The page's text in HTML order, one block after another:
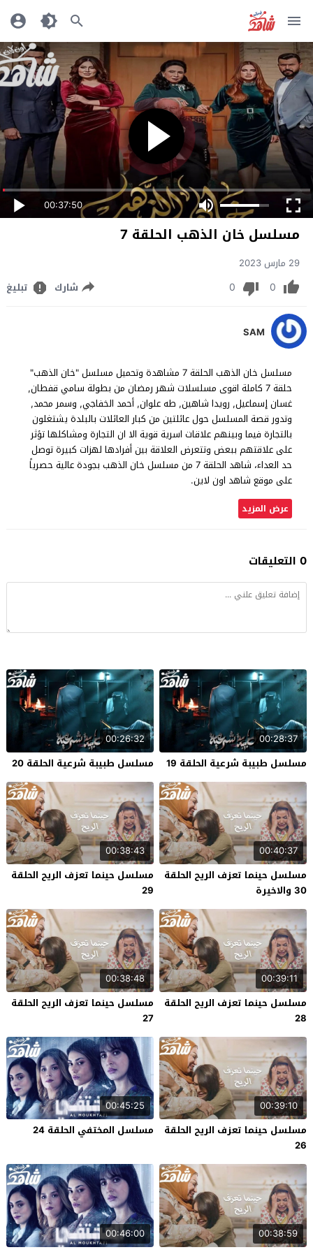
00:37:50
مسلسل خان الذهب الحلقة 7
29 مارس 2023
0
0 شارك تبليغ
SAM
مسلسل خان الذهب الحلقة 7 مشاهدة وتحميل مسلسل "خان الذهب"
حلقة 7 كاملة اقوى مسلسلات شهر رمضان من بطولة سامي قفطان,
غسان إسماعيل, رويدا شاهين, طه علوان, أحمد الخفاجي, وسمر محمد,
وتدور قصة المسلسل حول عائلتين من كبار العائلات بالبلدة يشتغلون
بالتجارة فيما وبينهم علاقات اسرية قوية الا ان التجارة ومشاكلها تؤثر
على علاقتهم ببعض وتتعرض العلاقة بين أفرادها لهزات كبيرة توصل
حد العداء، شاهد الحلقة 7 من مسلسل خان الذهب بجودة عالية حصرياً
على موقع شاهد اون لاين.
عرض المزيد
0 التعليقات
00:28:37
مسلسل طبيبة شرعية الحلقة 19
00:26:32
مسلسل طبيبة شرعية الحلقة 20
00:40:37
مسلسل حينما تعزف الريح الحلقة
30 والاخيرة
00:38:43
مسلسل حينما تعزف الريح الحلقة
29
00:39:11
مسلسل حينما تعزف الريح الحلقة
28
00:38:48
مسلسل حينما تعزف الريح الحلقة
27
00:39:10
مسلسل حينما تعزف الريح الحلقة
26
00:45:25
مسلسل المختفي الحلقة 24
00:38:59
00:46:00